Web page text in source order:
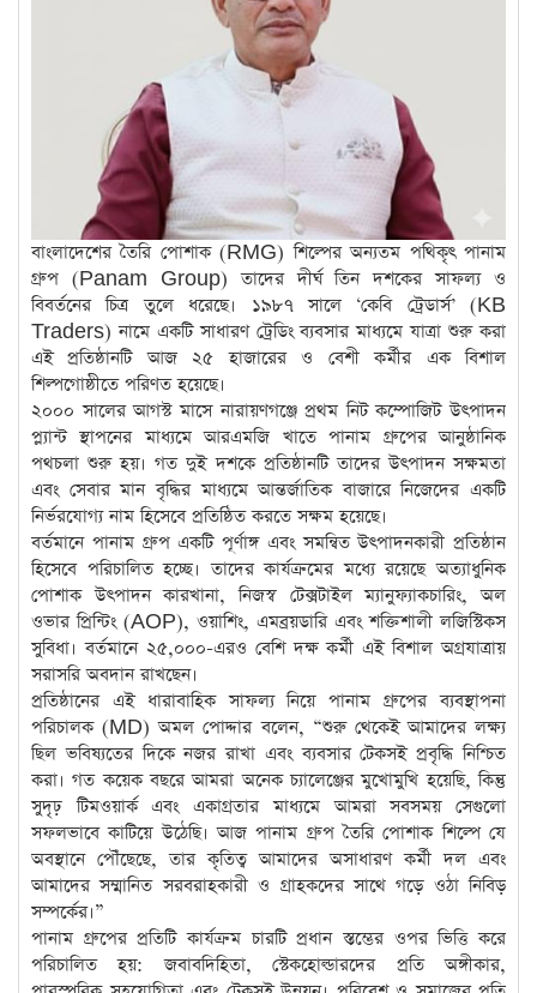
বাংলাদেশের তৈরি পোশাক (RMG) শিল্পের অন্যতম পথিকৃৎ পানাম
গ্রুপ (Panam Group) তাদের দীর্ঘ তিন দশকের সাফল্য ও
বিবর্তনের চিত্র তুলে ধরেছে। ১৯৮৭ সালে ‘কেবি ট্রেডার্স’ (KB
Traders) নামে একটি সাধারণ ট্রেডিং ব্যবসার মাধ্যমে যাত্রা শুরু করা
এই প্রতিষ্ঠানটি আজ ২৫ হাজারের ও বেশী কর্মীর এক বিশাল
শিল্পগোষ্ঠীতে পরিণত হয়েছে।
২০০০ সালের আগস্ট মাসে নারায়ণগঞ্জে প্রথম নিট কম্পোজিট উৎপাদন
প্ল্যান্ট স্থাপনের মাধ্যমে আরএমজি খাতে পানাম গ্রুপের আনুষ্ঠানিক
পথচলা শুরু হয়। গত দুই দশকে প্রতিষ্ঠানটি তাদের উৎপাদন সক্ষমতা
এবং সেবার মান বৃদ্ধির মাধ্যমে আন্তর্জাতিক বাজারে নিজেদের একটি
নির্ভরযোগ্য নাম হিসেবে প্রতিষ্ঠিত করতে সক্ষম হয়েছে।
বর্তমানে পানাম গ্রুপ একটি পূর্ণাঙ্গ এবং সমন্বিত উৎপাদনকারী প্রতিষ্ঠান
হিসেবে পরিচালিত হচ্ছে। তাদের কার্যক্রমের মধ্যে রয়েছে অত্যাধুনিক
পোশাক উৎপাদন কারখানা, নিজস্ব টেক্সটাইল ম্যানুফ্যাকচারিং, অল
ওভার প্রিন্টিং (AOP), ওয়াশিং, এমব্রয়ডারি এবং শক্তিশালী লজিস্টিকস
সুবিধা। বর্তমানে ২৫,০০০-এরও বেশি দক্ষ কর্মী এই বিশাল অগ্রযাত্রায়
সরাসরি অবদান রাখছেন।
প্রতিষ্ঠানের এই ধারাবাহিক সাফল্য নিয়ে পানাম গ্রুপের ব্যবস্থাপনা
পরিচালক (MD) অমল পোদ্দার বলেন, “শুরু থেকেই আমাদের লক্ষ্য
ছিল ভবিষ্যতের দিকে নজর রাখা এবং ব্যবসার টেকসই প্রবৃদ্ধি নিশ্চিত
করা। গত কয়েক বছরে আমরা অনেক চ্যালেঞ্জের মুখোমুখি হয়েছি, কিন্তু
সুদৃঢ় টিমওয়ার্ক এবং একাগ্রতার মাধ্যমে আমরা সবসময় সেগুলো
সফলভাবে কাটিয়ে উঠেছি। আজ পানাম গ্রুপ তৈরি পোশাক শিল্পে যে
অবস্থানে পৌঁছেছে, তার কৃতিত্ব আমাদের অসাধারণ কর্মী দল এবং
আমাদের সম্মানিত সরবরাহকারী ও গ্রাহকদের সাথে গড়ে ওঠা নিবিড়
সম্পর্কের।”
পানাম গ্রুপের প্রতিটি কার্যক্রম চারটি প্রধান স্তম্ভের ওপর ভিত্তি করে
পরিচালিত হয়: জবাবদিহিতা, স্টেকহোল্ডারদের প্রতি অঙ্গীকার,